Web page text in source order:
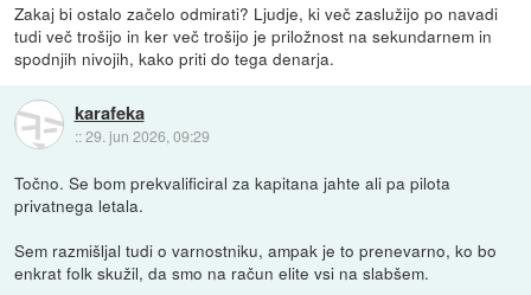
Zakaj bi ostalo začelo odmirati? Ljudje, ki več zaslužijo po navadi
tudi več trošijo in ker več trošijo je priložnost na sekundarnem in
spodnjih nivojih, kako priti do tega denarja.
karafeka
::29. jun 2026, 09:29
Točno. Se bom prekvalificiral za kapitana jahte ali pa pilota
privatnega letala.
Sem razmišljal tudi o varnostniku, ampak je to prenevarno, ko bo
enkrat folk skužil, da smo na račun elite vsi na slabšem.